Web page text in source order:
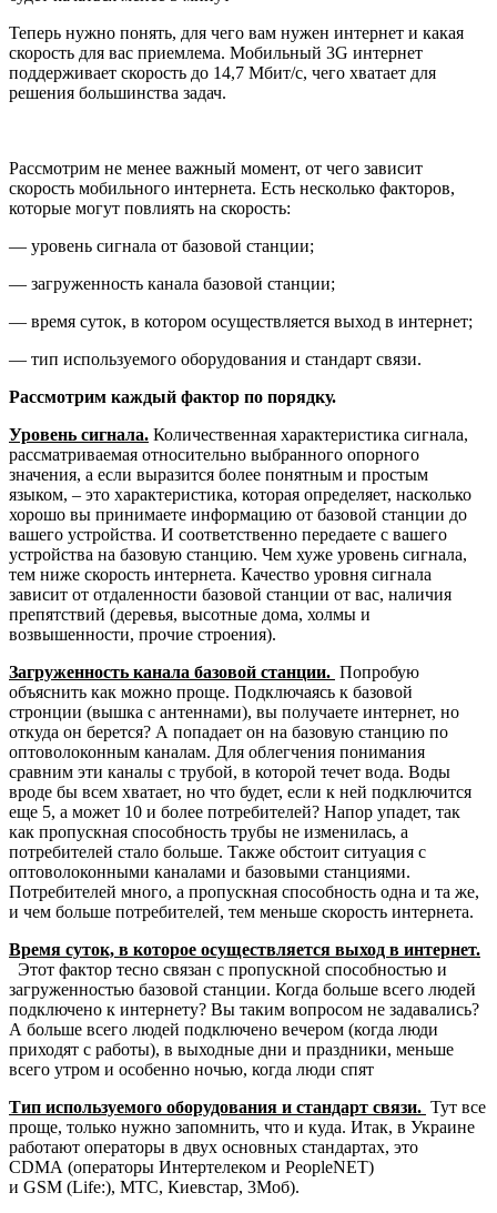
Теперь нужно понять, для чего вам нужен интернет и какая
скорость для вас приемлема. Мобильный 3G интернет
поддерживает скорость до 14,7 Мбит/с, чего хватает для
решения большинства задач.
Рассмотрим не менее важный момент, от чего зависит
скорость мобильного интернета. Есть несколько факторов,
которые могут повлиять на скорость:
— уровень сигнала от базовой станции;
— загруженность канала базовой станции;
— время суток, в котором осуществляется выход в интернет;
— тип используемого оборудования и стандарт связи.
Рассмотрим каждый фактор по порядку.
Уровень сигнала. Количественная характеристика сигнала,
рассматриваемая относительно выбранного опорного
значения, а если выразится более понятным и простым
языком, – это характеристика, которая определяет, насколько
хорошо вы принимаете информацию от базовой станции до
вашего устройства. И соответственно передаете с вашего
устройства на базовую станцию. Чем хуже уровень сигнала,
тем ниже скорость интернета. Качество уровня сигнала
зависит от отдаленности базовой станции от вас, наличия
препятствий (деревья, высотные дома, холмы и
возвышенности, прочие строения).
Загруженность канала базовой станции. Попробую
объяснить как можно проще. Подключаясь к базовой
стронции (вышка с антеннами), вы получаете интернет, но
откуда он берется? А попадает он на базовую станцию по
оптоволоконным каналам. Для облегчения понимания
сравним эти каналы с трубой, в которой течет вода. Воды
вроде бы всем хватает, но что будет, если к ней подключится
еще 5, а может 10 и более потребителей? Напор упадет, так
как пропускная способность трубы не изменилась, а
потребителей стало больше. Также обстоит ситуация с
оптоволоконными каналами и базовыми станциями.
Потребителей много, а пропускная способность одна и та же,
и чем больше потребителей, тем меньше скорость интернета.
Время суток, в которое осуществляется выход в интернет.
Этот фактор тесно связан с пропускной способностью и
загруженностью базовой станции. Когда больше всего людей
подключено к интернету? Вы таким вопросом не задавались?
А больше всего людей подключено вечером (когда люди
приходят с работы), в выходные дни и праздники, меньше
всего утром и особенно ночью, когда люди спят
Тип используемого оборудования и стандарт связи. Тут все
проще, только нужно запомнить, что и куда. Итак, в Украине
работают операторы в двух основных стандартах, это
CDMA (операторы Интертелеком и PeopleNET)
и GSM (Life:), МТС, Киевстар, 3Моб).